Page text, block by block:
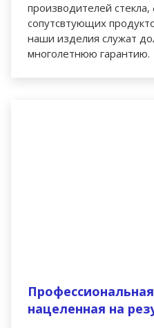
производителей
сопутсвтующих
наши изделия служат
многолетнюю гарантию.
нацеленная на